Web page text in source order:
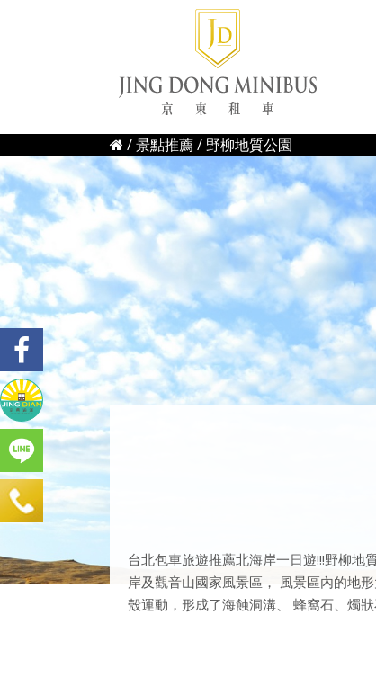
/景點推薦/ 野柳地質公園
台北包車旅遊推薦北海岸一日遊!!!野柳
岸及觀音山國家風景區， 風景區內的地
殼運動，形成了海蝕洞溝、 蜂窩石、燭